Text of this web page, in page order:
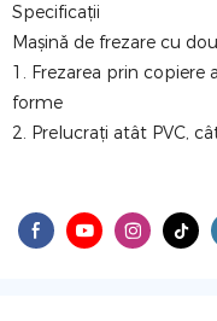
Specificații
Mașină de frezare cu
1. Frezarea prin copiere
forme
2. Prelucrați atât PVC,